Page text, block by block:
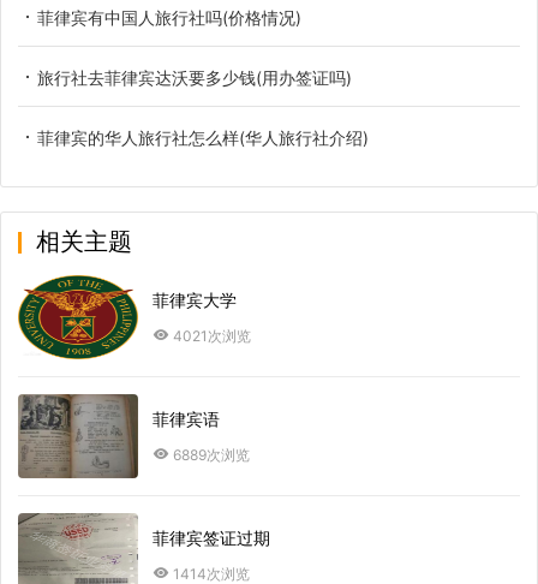
菲律宾有中国人旅行社吗(价格情况)
旅行社去菲律宾达沃要多少钱(用办签证吗)
菲律宾的华人旅行社怎么样(华人旅行社介绍)
相关主题
菲律宾大学
4021次浏览
菲律宾语
6889次浏览
菲律宾签证过期
1414次浏览